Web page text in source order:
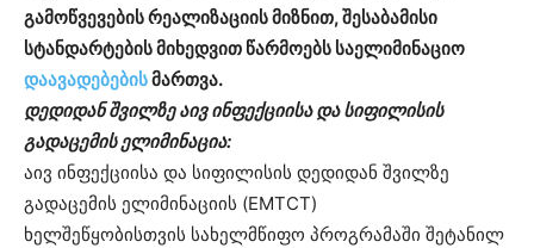
გამოწვევების რეალიზაციის მიზნით,შესაბამისი
სტანდარტების მიხედვით წარმოებს საელიმინაციო
დაავადებებისმართვა.
დედიდან შვილზე აივ ინფექციისა და სიფილისის
გადაცემის ელიმინაცია:
აივ ინფექციისა და სიფილისის დედიდან შვილზე
გადაცემის ელიმინაციის (EMTCT)
ხელშეწყობისთვის სახელმწიფო პროგრამაში შეტანილ